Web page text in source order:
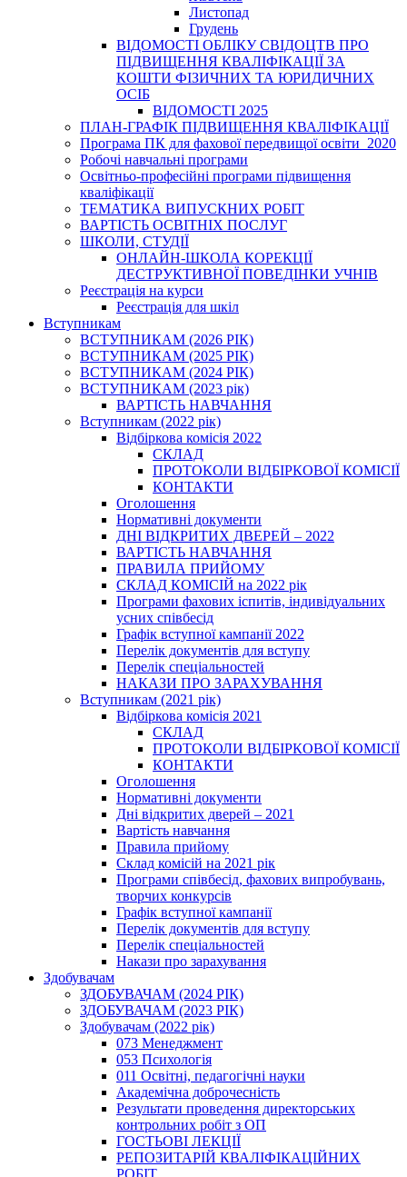
Листопад
Грудень
ВІДОМОСТІ ОБЛІКУ СВІДОЦТВ ПРО
ПІДВИЩЕННЯ КВАЛІФІКАЦІЇ ЗА
КОШТИ ФІЗИЧНИХ ТА ЮРИДИЧНИХ
ОСІБ
ВІДОМОСТІ 2025
ПЛАН-ГРАФІК ПІДВИЩЕННЯ КВАЛІФІКАЦІЇ
Програма ПК для фахової передвищої освіти_2020
Робочі навчальні програми
Освітньо-професійні програми підвищення
кваліфікації
ТЕМАТИКА ВИПУСКНИХ РОБІТ
ВАРТІСТЬ ОСВІТНІХ ПОСЛУГ
ШКОЛИ, СТУДІЇ
ОНЛАЙН-ШКОЛА КОРЕКЦІЇ
ДЕСТРУКТИВНОЇ ПОВЕДІНКИ УЧНІВ
Реєстрація на курси
Реєстрація для шкіл
Вступникам
ВСТУПНИКАМ (2026 РІК)
ВСТУПНИКАМ (2025 РІК)
ВСТУПНИКАМ (2024 РІК)
ВСТУПНИКАМ (2023 рік)
ВАРТІСТЬ НАВЧАННЯ
Вступникам (2022 рік)
Відбіркова комісія 2022
СКЛАД
ПРОТОКОЛИ ВІДБІРКОВОЇ КОМІСІЇ
КОНТАКТИ
Оголошення
Нормативні документи
ДНІ ВІДКРИТИХ ДВЕРЕЙ – 2022
ВАРТІСТЬ НАВЧАННЯ
ПРАВИЛА ПРИЙОМУ
СКЛАД КОМІСІЙ на 2022 рік
Програми фахових іспитів, індивідуальних
усних співбесід
Графік вступної кампанії 2022
Перелік документів для вступу
Перелік спеціальностей
НАКАЗИ ПРО ЗАРАХУВАННЯ
Вступникам (2021 рік)
Відбіркова комісія 2021
СКЛАД
ПРОТОКОЛИ ВІДБІРКОВОЇ КОМІСІЇ
КОНТАКТИ
Оголошення
Нормативні документи
Дні відкритих дверей – 2021
Вартість навчання
Правила прийому
Склад комісій на 2021 рік
Програми співбесід, фахових випробувань,
творчих конкурсів
Графік вступної кампанії
Перелік документів для вступу
Перелік спеціальностей
Накази про зарахування
Здобувачам
ЗДОБУВАЧАМ (2024 РІК)
ЗДОБУВАЧАМ (2023 РІК)
Здобувачам (2022 рік)
073 Менеджмент
053 Психологія
011 Освітні, педагогічні науки
Академічна доброчесність
Результати проведення директорських
контрольних робіт з ОП
ГОСТЬОВІ ЛЕКЦІЇ
РЕПОЗИТАРІЙ КВАЛІФІКАЦІЙНИХ
РОБІТ